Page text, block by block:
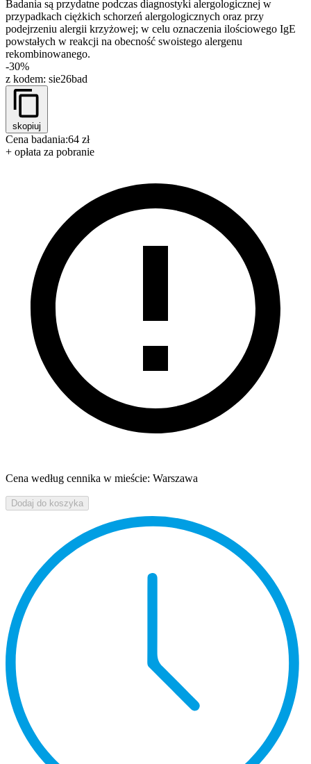
Badania są przydatne podczas diagnostyki alergologicznej w
przypadkach ciężkich schorzeń alergologicznych oraz przy
podejrzeniu alergii krzyżowej; w celu oznaczenia ilościowego IgE
powstałych w reakcji na obecność swoistego alergenu
rekombinowanego.
-30%
z kodem: sie26bad
skopiuj
Cena badania:64 zł
+ opłata za pobranie
Cena według cennika w mieście: Warszawa
Dodaj do koszyka